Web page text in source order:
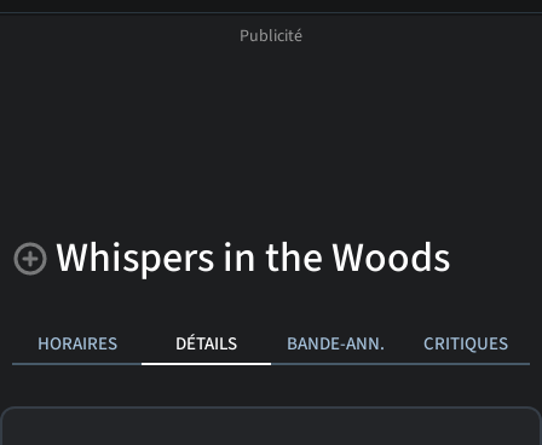
Whispers in the Woods
HORAIRES DÉTAILS BANDE-ANN. CRITIQUES